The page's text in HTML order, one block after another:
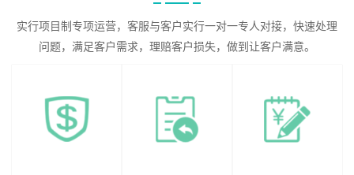
实行项目制专项运营，客服与客户实行一对一专人对接，快速处理
问题，满足客户需求，理赔客户损失，做到让客户满意。